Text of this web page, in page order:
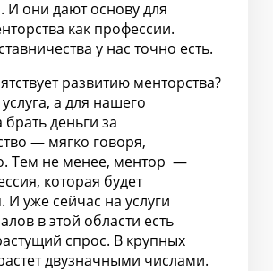
И они дают основу для
как профессии.
у нас точно есть.
развитию менторства?
а для нашего
брать деньги за
— мягко говоря,
Тем не менее, ментор —
которая будет
И уже сейчас на услуги
в этой области есть
спрос. В крупных
двузначными числами.